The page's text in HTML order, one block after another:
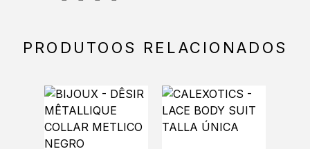
PRODUTOOS RELACIONADOS